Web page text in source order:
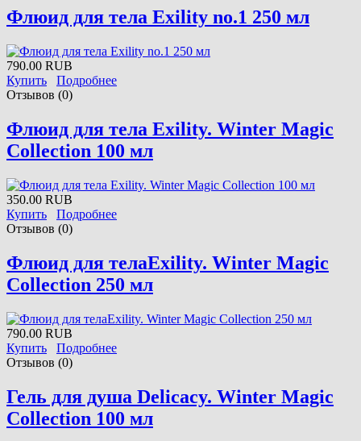
Флюид для тела Exility no.1 250 мл
790.00 RUB
Купить
Подробнее
Отзывов (0)
Флюид для тела Exility. Winter Magic
Collection 100 мл
350.00 RUB
Купить
Подробнее
Отзывов (0)
Флюид для телаExility. Winter Magic
Collection 250 мл
790.00 RUB
Купить
Подробнее
Отзывов (0)
Гель для душа Delicacy. Winter Magic
Collection 100 мл